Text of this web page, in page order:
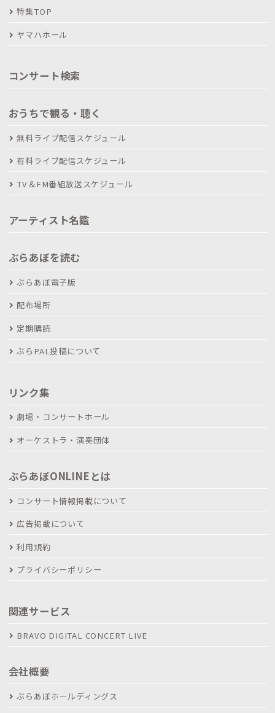
特集TOP
ヤマハホール
コンサート検索
おうちで観る・聴く
無料ライブ配信スケジュール
有料ライブ配信スケジュール
TV＆FM番組放送スケジュール
アーティスト名鑑
ぶらあぼを読む
ぶらあぼ電子版
配布場所
定期購読
ぶらPAL投稿について
リンク集
劇場・コンサートホール
オーケストラ・演奏団体
ぶらあぼONLINEとは
コンサート情報掲載について
広告掲載について
利用規約
プライバシーポリシー
関連サービス
BRAVO DIGITAL CONCERT LIVE
会社概要
ぶらあぼホールディングス